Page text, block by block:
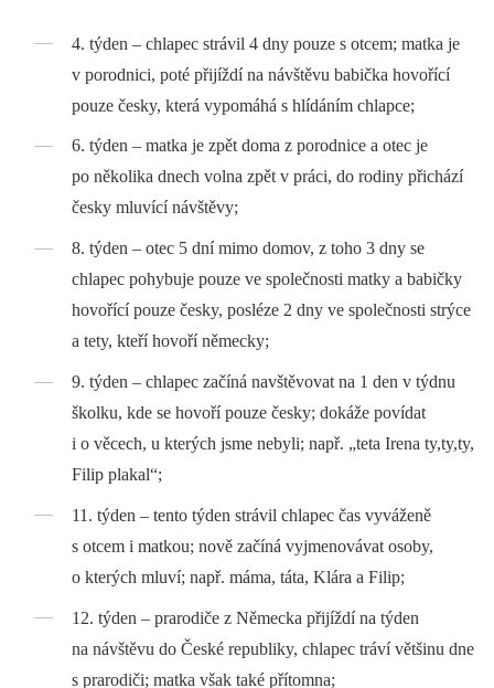
4. týden –⁠ chlapec strávil 4 dny pouze s otcem; matka je
v porodnici, poté přijíždí na návštěvu babička hovořící
pouze česky, která vypomáhá s hlídáním chlapce;
6. týden –⁠ matka je zpět doma z porodnice a otec je
po několika dnech volna zpět v práci, do rodiny přichází
česky mluvící návštěvy;
8. týden –⁠ otec 5 dní mimo domov, z toho 3 dny se
chlapec pohybuje pouze ve společnosti matky a babičky
hovořící pouze česky, posléze 2 dny ve společnosti strýce
a tety, kteří hovoří německy;
9. týden –⁠ chlapec začíná navštěvovat na 1 den v týdnu
školku, kde se hovoří pouze česky; dokáže povídat
i o věcech, u kterých jsme nebyli; např. „teta Irena ty,ty,ty,
Filip plakal“;
11. týden –⁠ tento týden strávil chlapec čas vyváženě
s otcem i matkou; nově začíná vyjmenovávat osoby,
o kterých mluví; např. máma, táta, Klára a Filip;
12. týden –⁠ prarodiče z Německa přijíždí na týden
na návštěvu do České republiky, chlapec tráví většinu dne
s prarodiči; matka však také přítomna;